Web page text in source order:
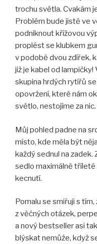
trochu světla. Cvakám
Problém bude jistě ve
podniknout křížovou
proplést se klubkem
v podobě dvou zdířek,
již je kabel od
skupina hrdých rytířů
opovržení, které nám
světlo, nestojíme za
Můj pohled padne na
místo, kde měla být
každý sednul na zadek.
sedlo maximálně
kecnutí.
Pomalu se smiřuji s
z věčných otázek,
a nový bestseller asi
blýskat nemůže, když